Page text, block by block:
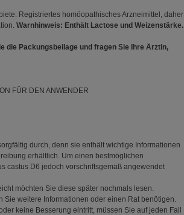
Registriertes homöopathisches Arzneimittel, daher
Warnhinweis: Enthält Lactose und Weizenstärke.
die Packungsbeilage und fragen Sie Ihre Ärztin,
FÜR DEN ANWENDER
durch, denn sie enthält wichtige Informationen
erhältlich. Um einen bestmöglichen
castus D6 jedoch vorschriftsgemäß angewendet
möchten Sie diese später nochmals lesen.
Sie weitere Informationen oder einen Rat benötigen.
keine Besserung eintritt, müssen Sie auf jeden Fall